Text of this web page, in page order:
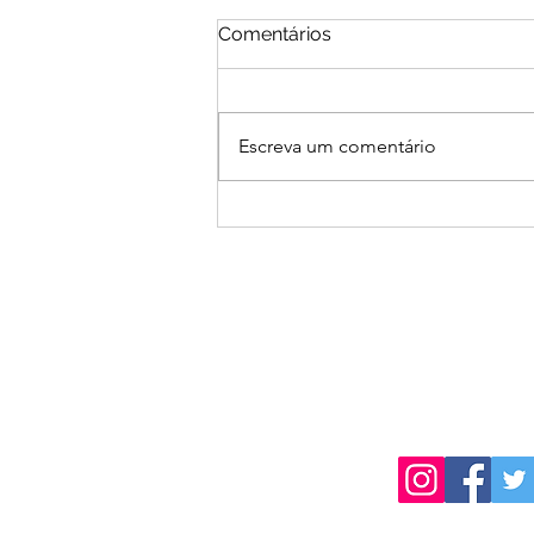
Comentários
Escreva um comentário